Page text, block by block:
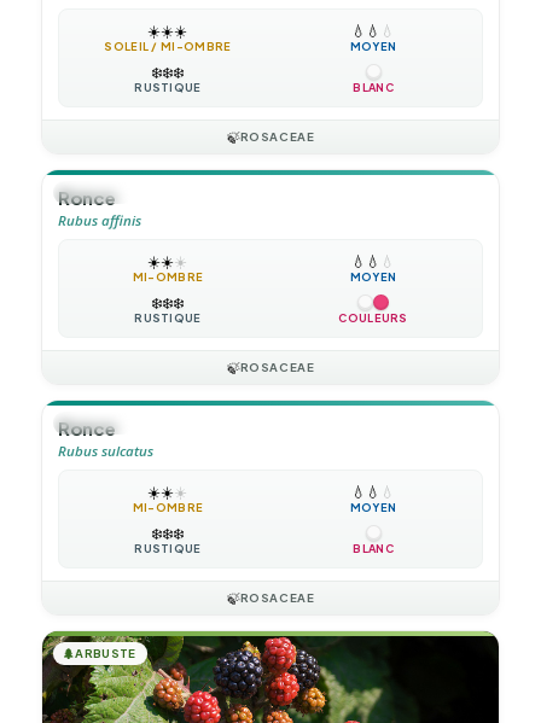
☀️☀️☀️
SOLEIL / MI-OMBRE
💧 💧 💧
MOYEN
❄️❄️❄️
RUSTIQUE BLANC
🍃ROSACEAE
🪴VIVACE
Ronce
Rubus affinis
☀️☀️☀️
MI-OMBRE
💧 💧 💧
MOYEN
❄️❄️❄️
RUSTIQUE COULEURS
🍃ROSACEAE
🪴VIVACE
Ronce
Rubus sulcatus
☀️☀️☀️
MI-OMBRE
💧 💧 💧
MOYEN
❄️❄️❄️
RUSTIQUE BLANC
🍃ROSACEAE
🌲ARBUSTE